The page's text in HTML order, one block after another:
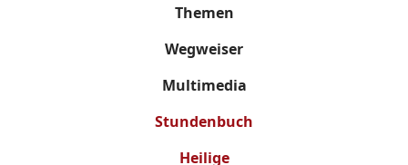
Themen
Wegweiser
Multimedia
Stundenbuch
Heilige